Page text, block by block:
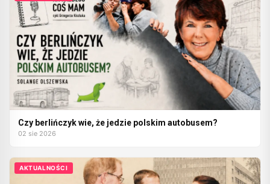
Czy berlińczyk wie, że jedzie polskim autobusem?
02 sie 2026
AKTUALNOŚCI